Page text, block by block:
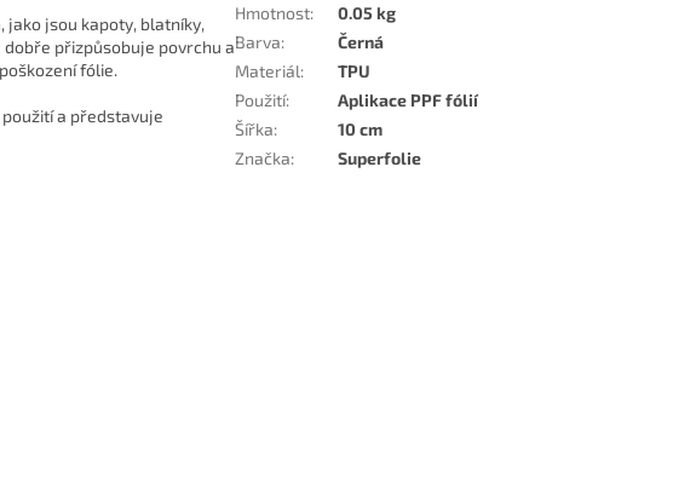
jako jsou kapoty, blatníky,
přizpůsobuje povrchu a
fólie.
a představuje
Hmotnost:
0.05 kg
Barva:
Černá
Materiál:
TPU
Použití:
Aplikace PPF fólií
Šířka:
10 cm
Značka: Superfolie